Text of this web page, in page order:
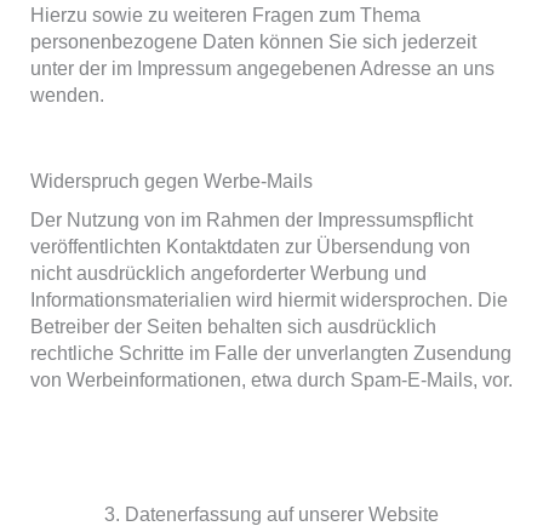
Hierzu sowie zu weiteren Fragen zum Thema
personenbezogene Daten können Sie sich jederzeit
unter der im Impressum angegebenen Adresse an uns
wenden.
Widerspruch gegen Werbe-Mails
Der Nutzung von im Rahmen der Impressumspflicht
veröffentlichten Kontaktdaten zur Übersendung von
nicht ausdrücklich angeforderter Werbung und
Informationsmaterialien wird hiermit widersprochen. Die
Betreiber der Seiten behalten sich ausdrücklich
rechtliche Schritte im Falle der unverlangten Zusendung
von Werbeinformationen, etwa durch Spam-E-Mails, vor.
3. Datenerfassung auf unserer Website